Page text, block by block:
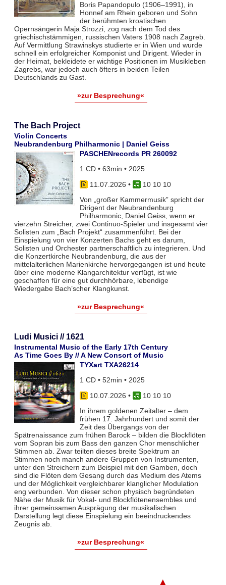
Boris Papandopulo (1906–1991), in
Honnef am Rhein geboren und Sohn
der berühmten kroatischen
Opernsängerin Maja Strozzi, zog nach dem Tod des
griechischstämmigen, russischen Vaters 1908 nach Zagreb.
Auf Vermittlung Strawinskys studierte er in Wien und wurde
schnell ein erfolgreicher Komponist und Dirigent. Wieder in
der Heimat, bekleidete er wichtige Positionen im Musikleben
Zagrebs, war jedoch auch öfters in beiden Teilen
Deutschlands zu Gast.
»zur Besprechung«
The Bach Project
Violin Concerts
Neubrandenburg Philharmonic | Daniel Geiss
PASCHENrecords PR 260092
1 CD • 63min • 2025
11.07.2026 •
10 10 10
Von „großer Kammermusik” spricht der
Dirigent der Neubrandenburg
Philharmonic, Daniel Geiss, wenn er
vierzehn Streicher, zwei Continuo-Spieler und insgesamt vier
Solisten zum „Bach Projekt“ zusammenführt. Bei der
Einspielung von vier Konzerten Bachs geht es darum,
Solisten und Orchester partnerschaftlich zu integrieren. Und
die Konzertkirche Neubrandenburg, die aus der
mittelalterlichen Marienkirche hervorgegangen ist und heute
über eine moderne Klangarchitektur verfügt, ist wie
geschaffen für eine gut durchhörbare, lebendige
Wiedergabe Bach’scher Klangkunst.
»zur Besprechung«
Ludi Musici // 1621
Instrumental Music of the Early 17th Century
As Time Goes By // A New Consort of Music
TYXart TXA26214
1 CD • 52min • 2025
10.07.2026 •
10 10 10
In ihrem goldenen Zeitalter – dem
frühen 17. Jahrhundert und somit der
Zeit des Übergangs von der
Spätrenaissance zum frühen Barock – bilden die Blockflöten
vom Sopran bis zum Bass den ganzen Chor menschlicher
Stimmen ab. Zwar teil­ten dieses breite Spektrum an
Stimmen noch manch andere Gruppen von Instrumenten,
unter den Streichern zum Bei­spiel mit den Gamben, doch
sind die Flöten dem Gesang durch das Medium des Atems
und der Möglichkeit vergleich­barer klanglicher Modulation
eng verbunden. Von dieser schon physisch begründeten
Nähe der Musik für Vokal- und Blockflö­tenensembles und
ihrer gemeinsamen Ausprägung der musikalischen
Darstellung legt diese Einspielung ein beeindruckendes
Zeugnis ab.
»zur Besprechung«